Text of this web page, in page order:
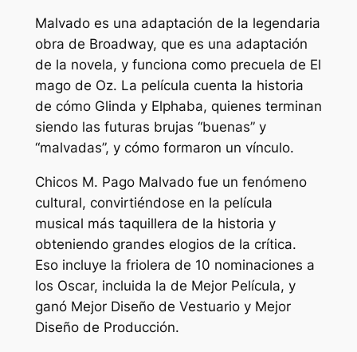
Malvadoes una adaptación de la legendaria
obra de Broadway, que es una adaptación
de la novela, y funciona como precuela de El
mago de Oz. La película cuenta la historia
de cómo Glinda y Elphaba, quienes terminan
siendo las futuras brujas “buenas” y
“malvadas”, y cómo formaron un vínculo.
Chicos M. Pago Malvadofue un fenómeno
cultural, convirtiéndose en la película
musical más taquillera de la historia y
obteniendo grandes elogios de la crítica.
Eso incluye la friolera de 10 nominaciones a
los Oscar, incluida la de Mejor Película, y
ganó Mejor Diseño de Vestuario y Mejor
Diseño de Producción.